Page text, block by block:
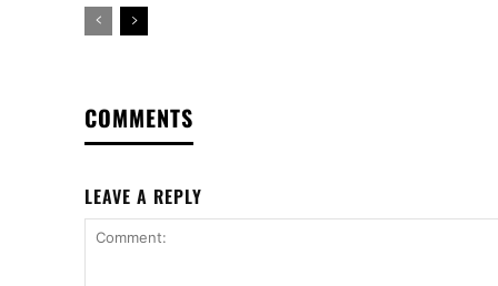
COMMENTS
LEAVE A REPLY